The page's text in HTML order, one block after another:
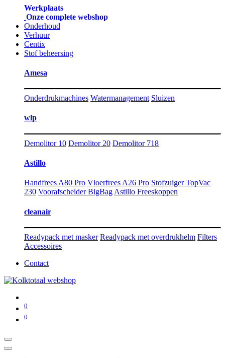
Werkplaats
Onze complete webshop
Onderhoud
Verhuur
Centix
Stof beheersing
Amesa
Onderdrukmachines Watermanagement Sluizen
wlp
Demolitor 10 Demolitor 20 Demolitor 718
Astillo
Handfrees A80 Pro Vloerfrees A26 Pro Stofzuiger TopVac
230 Voorafscheider BigBag Astillo Freeskoppen
cleanair
Readypack met masker Readypack met overdrukhelm Filters
Accessoires
Contact
0
0